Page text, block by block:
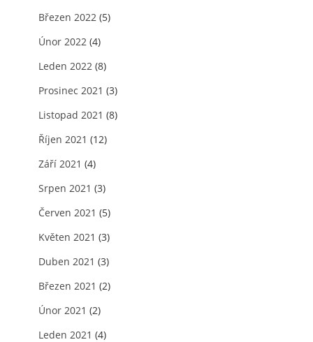
Březen 2022 (5)
Únor 2022 (4)
Leden 2022 (8)
Prosinec 2021 (3)
Listopad 2021 (8)
Říjen 2021 (12)
Září 2021 (4)
Srpen 2021 (3)
Červen 2021 (5)
Květen 2021 (3)
Duben 2021 (3)
Březen 2021 (2)
Únor 2021 (2)
Leden 2021 (4)